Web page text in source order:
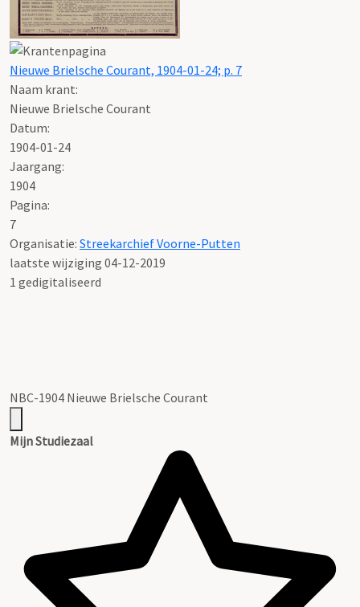
Nieuwe Brielsche Courant, 1904-01-24; p. 7
Naam krant:
Nieuwe Brielsche Courant
Datum:
1904-01-24
Jaargang:
1904
Pagina:
7
Organisatie: Streekarchief Voorne-Putten
laatste wijziging 04-12-2019
1 gedigitaliseerd
NBC-1904 Nieuwe Brielsche Courant
Mijn Studiezaal